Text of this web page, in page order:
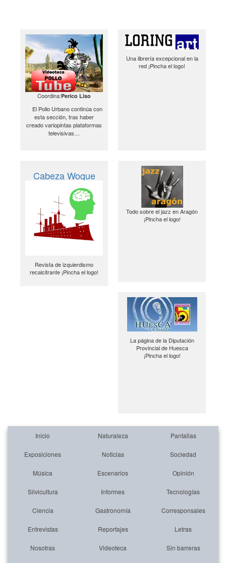
Coordina:Perico Liso
El Pollo Urbano continúa con
esta sección, tras haber
creado variopintas plataformas
televisivas…
Una librería excepcional en la
red ¡Pincha el logo!
Cabeza Woque
Revista de izquierdismo
recalcitrante ¡Pincha el logo!
Todo sobre el jazz en Aragón
¡Pincha el logo!
La página de la Diputación
Provincial de Huesca
¡Pincha el logo!
Inicio Naturaleza Pantallas
Exposiciones Noticias Sociedad
Música Escenarios Opinión
Silvicultura Informes Tecnologías
Ciencia Gastronomía Corresponsales
Entrevistas Reportajes Letras
Nosotras Videoteca Sin barreras